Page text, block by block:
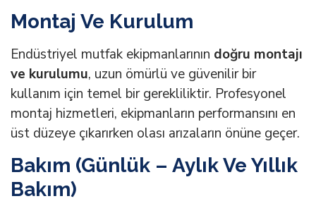
Montaj Ve Kurulum
Endüstriyel mutfak ekipmanlarının doğru montajı
ve kurulumu, uzun ömürlü ve güvenilir bir
kullanım için temel bir gerekliliktir. Profesyonel
montaj hizmetleri, ekipmanların performansını en
üst düzeye çıkarırken olası arızaların önüne geçer.
Bakım (Günlük – Aylık Ve Yıllık
Bakım)